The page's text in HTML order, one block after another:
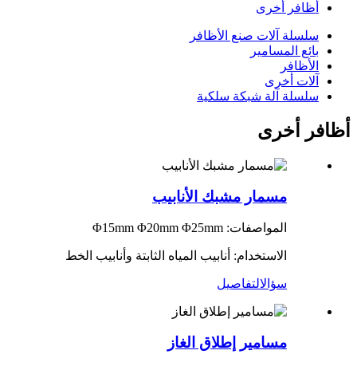
أظافر أخرى
سلسلة آلات صنع الأظافر
بائع المسامير
الأظافر
آلات أخرى
سلسلة آلة شبكة سلكية
أظافر أخرى
مسمار مشبك الأنابيب
المواصفات: Φ15mm Φ20mm Φ25mm
الاستخدام: أنابيب المياه الثابتة وأنابيب الخط
سؤالالتفاصيل
مسامير إطلاق الغاز